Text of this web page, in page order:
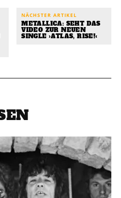
NÄCHSTER ARTIKEL
METALLICA: SEHT DAS
VIDEO ZUR NEUEN
SINGLE ›ATLAS, RISE!‹